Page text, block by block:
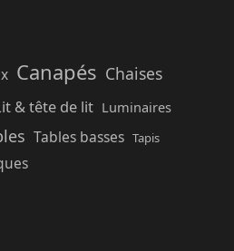
Canapés Chaises
& tête de lit Luminaires
Tables basses Tapis